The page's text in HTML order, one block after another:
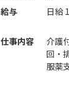
給与
日給
仕事内容
介護
回・
服薬